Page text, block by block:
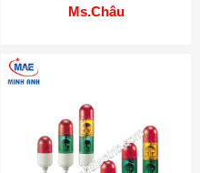
Ms.Châu